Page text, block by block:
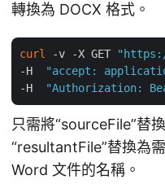
轉換為 DOCX 格式。
curl -v -X GET
-H
"accept:
-H
"Authorization:
只需將“sourceFile”替
“resultantFile”替換為
Word 文件的名稱。